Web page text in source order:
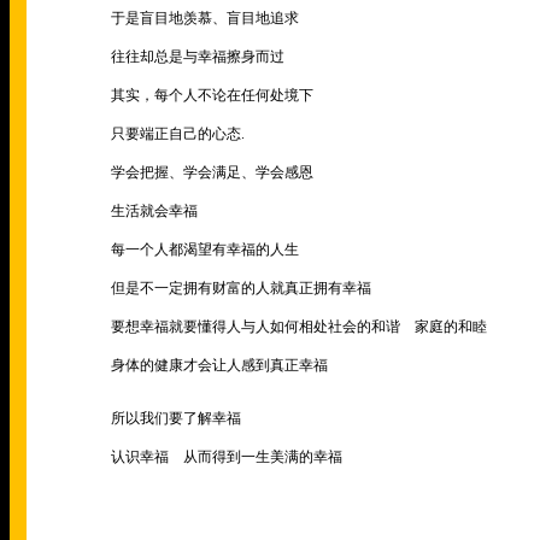
于是盲目地羡慕、盲目地追求
往往却总是与幸福擦身而过
其实，每个人不论在任何处境下
只要端正自己的心态.
学会把握、学会满足、学会感恩
生活就会幸福
每一个人都渴望有幸福的人生
但是不一定拥有财富的人就真正拥有幸福
要想幸福就要懂得人与人如何相处社会的和谐 家庭的和睦
身体的健康才会让人感到真正幸福
所以我们要了解幸福
认识幸福 从而得到一生美满的幸福